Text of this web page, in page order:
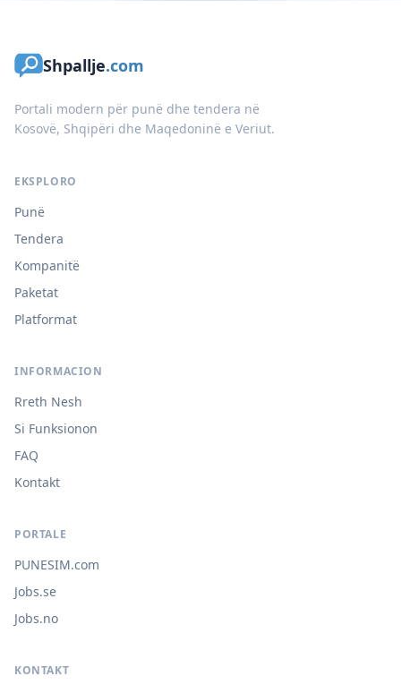
Shpallje.com
Portali modern për punë dhe tendera në
Kosovë, Shqipëri dhe Maqedoninë e Veriut.
EKSPLORO
Punë
Tendera
Kompanitë
Paketat
Platformat
INFORMACION
Rreth Nesh
Si Funksionon
FAQ
Kontakt
PORTALE
PUNESIM.com
Jobs.se
Jobs.no
KONTAKT